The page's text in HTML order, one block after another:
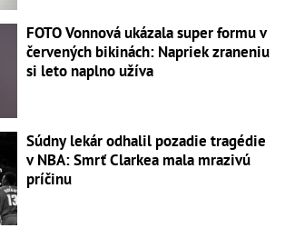
FOTO Vonnová ukázala super formu v
červených bikinách: Napriek zraneniu
si leto naplno užíva
Súdny lekár odhalil pozadie tragédie
v NBA: Smrť Clarkea mala mrazivú
príčinu